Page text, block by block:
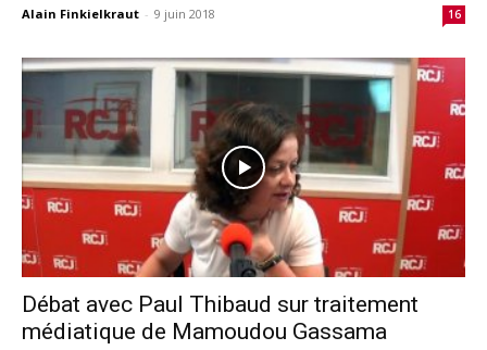
Alain Finkielkraut - 9 juin 2018 16
Débat avec Paul Thibaud sur traitement
médiatique de Mamoudou Gassama